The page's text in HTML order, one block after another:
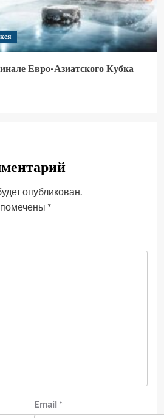
Евро-Азиатского Кубка
опубликован.
*
Email *